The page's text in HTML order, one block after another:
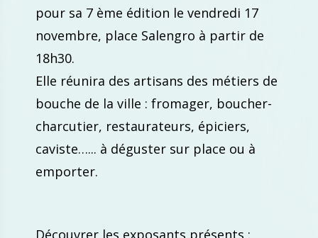
pour sa 7 ème édition le vendredi 17
novembre, place Salengro à partir de
18h30.
Elle réunira des artisans des métiers de
bouche de la ville : fromager, boucher-
charcutier, restaurateurs, épiciers,
caviste…... à déguster sur place ou à
emporter.
Découvrer les exposants présents :